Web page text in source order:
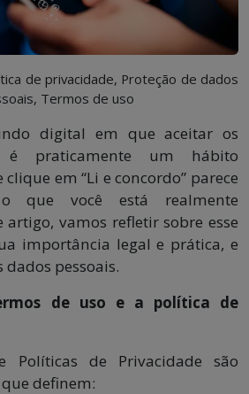
de privacidade, Proteção de dados
Termos de uso
digital em que aceitar os
praticamente um hábito
em “Li e concordo” parece
você está realmente
artigo, vamos refletir sobre esse
importância legal e prática, e
pessoais.
de uso e a política de
Políticas de Privacidade são
definem: